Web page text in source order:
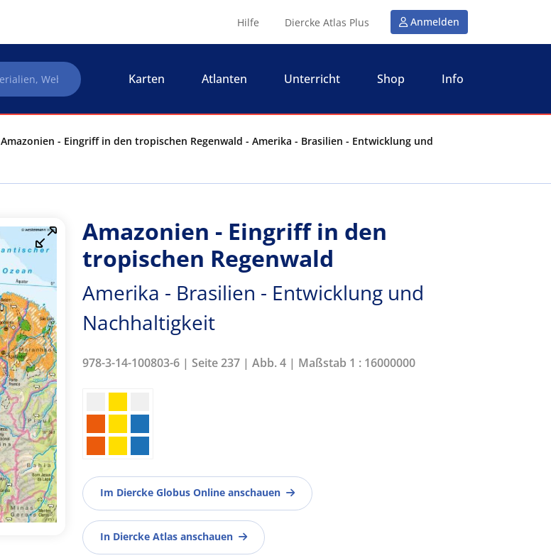
Hilfe Diercke Atlas Plus Anmelden
Karten Atlanten Unterricht Shop Info
Amazonien - Eingriff in den tropischen Regenwald - Amerika - Brasilien - Entwicklung und
Amazonien - Eingriff in den
tropischen Regenwald
Amerika - Brasilien - Entwicklung und
Nachhaltigkeit
978-3-14-100803-6 | Seite 237 | Abb. 4 | Maßstab 1 : 16000000
Im Diercke Globus Online anschauen
In Diercke Atlas anschauen